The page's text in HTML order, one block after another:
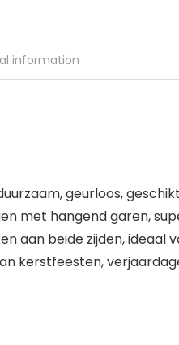
information
geurloos,
met hangend garen,
aan beide zijden,
kerstfeesten,